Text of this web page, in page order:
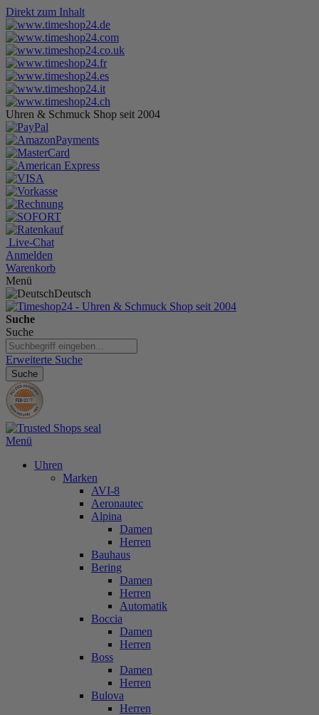
Direkt zum Inhalt
Uhren & Schmuck Shop seit 2004
Live-Chat
Anmelden
Warenkorb
Menü
Deutsch
Suche
Suche
Erweiterte Suche
Suche
Menü
Uhren
Marken
AVI-8
Aeronautec
Alpina
Damen
Herren
Bauhaus
Bering
Damen
Herren
Automatik
Boccia
Damen
Herren
Boss
Damen
Herren
Bulova
Herren